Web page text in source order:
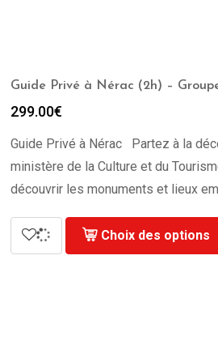
Guide Privé à Nérac (2h) –
299.00€
Guide Privé à Nérac Partez à la
ministère de la Culture et du
découvrir les monuments et lieux
Choix des options